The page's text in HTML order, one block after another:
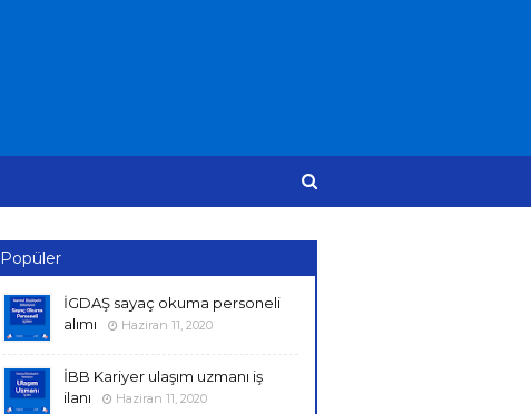
Popüler
İGDAŞ sayaç okuma personeli
alımı
Haziran 11, 2020
İBB Kariyer ulaşım uzmanı iş
ilanı
Haziran 11, 2020